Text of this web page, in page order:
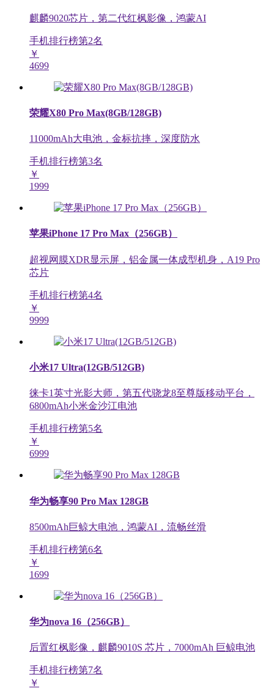
麒麟9020芯片，第二代红枫影像，鸿蒙AI
手机排行榜第2名
￥
4699
荣耀X80 Pro Max(8GB/128GB)
11000mAh大电池，金标抗摔，深度防水
手机排行榜第3名
￥
1999
苹果iPhone 17 Pro Max（256GB）
超视网膜XDR显示屏，铝金属一体成型机身，A19 Pro
芯片
手机排行榜第4名
￥
9999
小米17 Ultra(12GB/512GB)
徕卡1英寸光影大师，第五代骁龙8至尊版移动平台，
6800mAh小米金沙江电池
手机排行榜第5名
￥
6999
华为畅享90 Pro Max 128GB
8500mAh巨鲸大电池，鸿蒙AI，流畅丝滑
手机排行榜第6名
￥
1699
华为nova 16（256GB）
后置红枫影像，麒麟9010S 芯片，7000mAh 巨鲸电池
手机排行榜第7名
￥